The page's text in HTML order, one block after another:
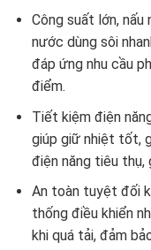
Công suất lớn, nấu
nước dùng sôi
đáp ứng nhu cầu
điểm.
Tiết kiệm điện
giúp giữ nhiệt tốt,
điện năng tiêu thụ,
An toàn tuyệt đối
thống điều khiển
khi quá tải, đảm